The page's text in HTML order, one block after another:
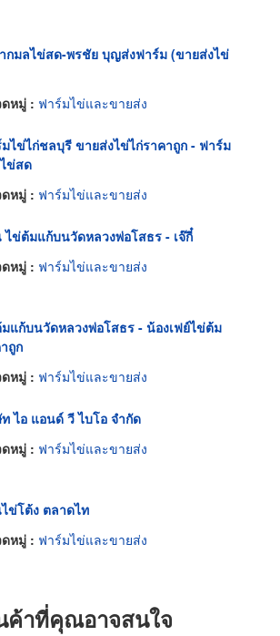
มลไข่สด-พรชัย บุญส่งฟาร์ม (ขายส่งไข่
หมู่ : ฟาร์มไข่และขายส่ง
ไข่ไก่ชลบุรี ขายส่งไข่ไก่ราคาถูก - ฟาร์ม
ข่สด
หมู่ : ฟาร์มไข่และขายส่ง
ไข่ต้มแก้บนวัดหลวงพ่อโสธร - เจ๊กี๋
หมู่ : ฟาร์มไข่และขายส่ง
แก้บนวัดหลวงพ่อโสธร - น้องเฟย์ไข่ต้ม
ถูก
หมู่ : ฟาร์มไข่และขายส่ง
ไอ แอนด์ วี ไบโอ จำกัด
หมู่ : ฟาร์มไข่และขายส่ง
ข่โต้ง ตลาดไท
หมู่ : ฟาร์มไข่และขายส่ง
ค้าที่คุณอาจสนใจ